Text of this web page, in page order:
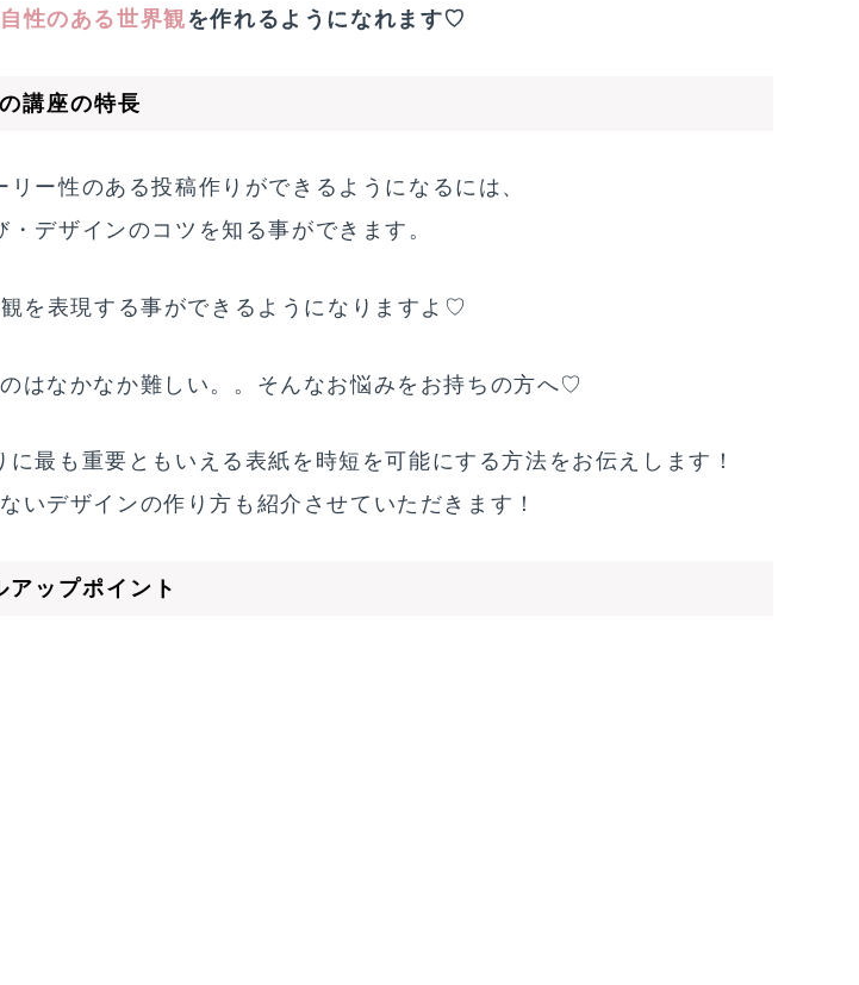
性のある世界観を作れるようになれます♡
講座の特長
ー性のある投稿作りができるようになるには、
デザインのコツを知る事ができます。
を表現する事ができるようになりますよ♡
はなかなか難しい。。そんなお悩みをお持ちの方へ♡
最も重要ともいえる表紙を時短を可能にする方法をお伝えします！
いデザインの作り方も紹介させていただきます！
アップポイント